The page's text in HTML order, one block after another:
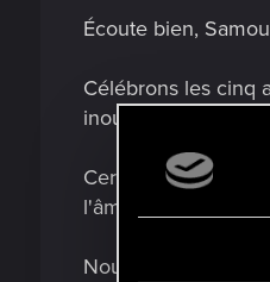
Écoute bien,
Célébrons les cinq
inoubliables de
Certes, la ville est
l'âme, c'est bien «
Nous avons réuni